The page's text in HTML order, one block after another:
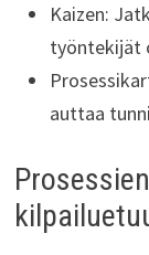
Kaizen:
työntekijät
auttaa